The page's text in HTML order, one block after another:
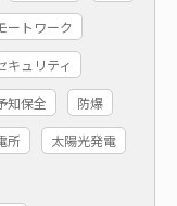
ートワーク
キュリティ
知保全 防爆
所 太陽光発電